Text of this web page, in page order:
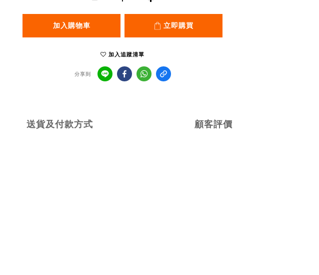
加入購物車 立即購買
加入追蹤清單
分享到
送貨及付款方式 顧客評價